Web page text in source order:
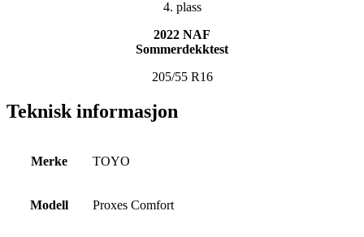
4. plass
2022 NAF
Sommerdekktest
205/55 R16
Teknisk informasjon
Merke TOYO
Modell Proxes Comfort